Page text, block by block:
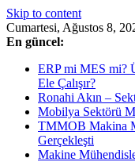
Skip to content
Cumartesi, Ağustos 8,
En güncel:
ERP mi MES mi?
Ele Çalışır?
Ronahi Akın –
Mobilya Sektörü
TMMOB Makina
Gerçekleşti
Makine